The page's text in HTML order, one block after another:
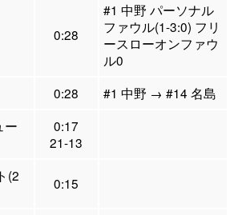
0:28
#1 中野 パーソナル
ファウル(1-3:0) フリ
ースローオンファウ
ル0
0:28
#1 中野 → #14 名島
ー
0:17
21-13
(2
0:15